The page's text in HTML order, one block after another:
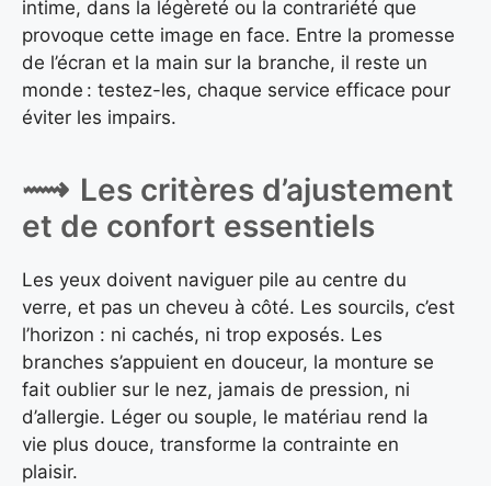
intime, dans la légèreté ou la contrariété que
provoque cette image en face. Entre la promesse
de l’écran et la main sur la branche, il reste un
monde : testez-les, chaque service efficace pour
éviter les impairs.
Les critères d’ajustement
et de confort essentiels
Les yeux doivent naviguer pile au centre du
verre, et pas un cheveu à côté. Les sourcils, c’est
l’horizon : ni cachés, ni trop exposés. Les
branches s’appuient en douceur, la monture se
fait oublier sur le nez, jamais de pression, ni
d’allergie. Léger ou souple, le matériau rend la
vie plus douce, transforme la contrainte en
plaisir.